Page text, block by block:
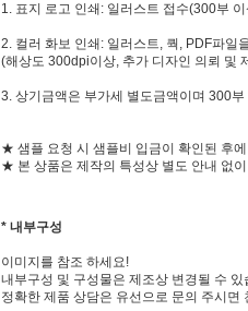
1. 표지 로고 인쇄: 일러스트 접수(300부
2. 컬러 화보 인쇄: 일러스트, 쿽, PDF파일
(해상도 300dpi이상, 추가 디자인 의뢰 및
3. 상기금액은 부가세 별도금액이며 300
★ 샘플 요청 시 샘플비 입금이 확인된 후
★ 본 상품은 제작의 특성상 별도 안내 없
* 내부구성
이미지를 참조 하세요!
내부구성 및 구성물은 제조상 변경될 수 있
정확한 제품 상담은 유선으로 문의 주시면